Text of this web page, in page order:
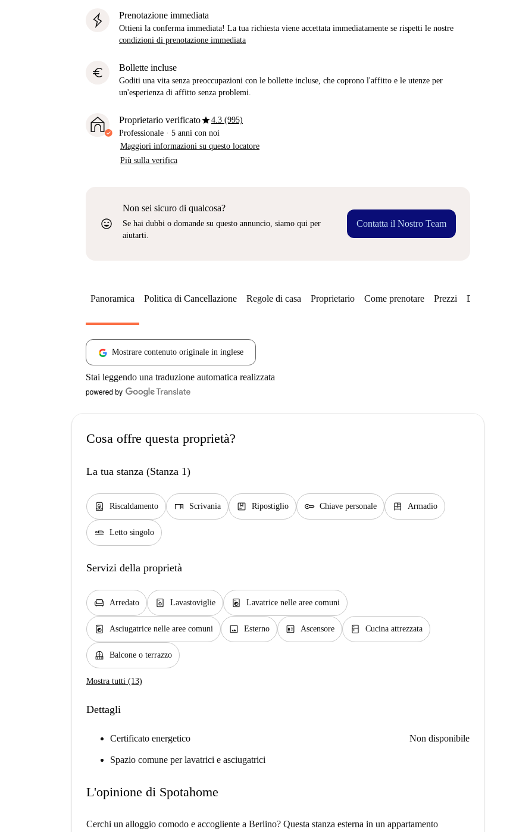
Prenotazione immediata
Ottieni la conferma immediata! La tua richiesta viene accettata immediatamente se rispetti le nostre
condizioni di prenotazione immediata
euro Bollette incluse
Goditi una vita senza preoccupazioni con le bollette incluse, che coprono l'affitto e le utenze per
un'esperienza di affitto senza problemi.
Proprietario verificatostar4.3 (995)
Professionale · 5 anni con noi
Maggiori informazioni su questo locatore
Più sulla verifica
sentiment_very_satisfied
Non sei sicuro di qualcosa?
Se hai dubbi o domande su questo annuncio, siamo qui per
aiutarti.
Contatta il Nostro Team
Panoramica Politica di Cancellazione Regole di casa Proprietario Come prenotare Prezzi Disponibilità
Mostrare contenuto originale in inglese
Stai leggendo una traduzione automatica realizzata
Cosa offre questa proprietà?
La tua stanza (Stanza 1)
water_heater Riscaldamento desk Scrivania package Ripostiglio key Chiave personale dresser Armadio
airline_seat_flat Letto singolo
Servizi della proprietà
chair Arredato dishwasher_gen Lavastoviglie local_laundry_service Lavatrice nelle aree comuni
local_laundry_service Asciugatrice nelle aree comuni image Esterno elevator Ascensore kitchen Cucina attrezzata
balcony Balcone o terrazzo
Mostra tutti (13)
Dettagli
Certificato energetico Non disponibile
Spazio comune per lavatrici e asciugatrici
L'opinione di Spotahome
Cerchi un alloggio comodo e accogliente a Berlino? Questa stanza esterna in un appartamento